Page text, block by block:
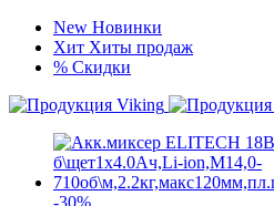
New Новинки
Хит Хиты продаж
% Скидки
-30%